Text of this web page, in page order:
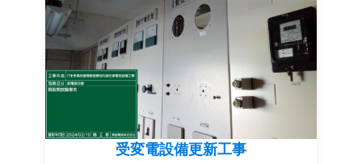
受変電設備更新工事